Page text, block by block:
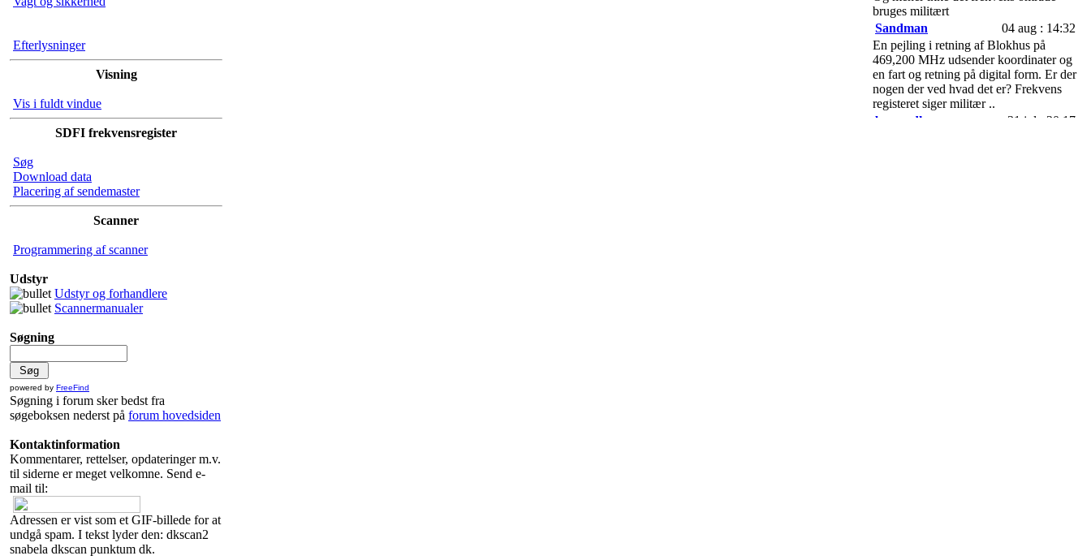
Efterlysninger
Visning
Vis i fuldt vindue
SDFI frekvensregister
Søg
Download data
Placering af sendemaster
Scanner
Programmering af scanner
Udstyr
Udstyr og forhandlere
Scannermanualer
Søgning
powered by FreeFind
Søgning i forum sker bedst fra
søgeboksen nederst på forum hovedsiden
Kontaktinformation
Kommentarer, rettelser, opdateringer m.v.
til siderne er meget velkomne. Send e-
mail til:
Adressen er vist som et GIF-billede for at
undgå spam. I tekst lyder den: dkscan2
snabela dkscan punktum dk.
bruges militært
Sandman
04 aug : 14:32
En pejling i retning af Blokhus på
469,200 MHz udsender koordinater og
en fart og retning på digital form. Er der
nogen der ved hvad det er? Frekvens
registeret siger militær ..
benny.dk
31 jul : 20:17